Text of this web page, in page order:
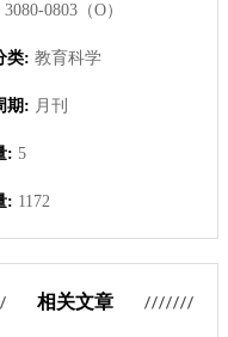
3080-0803（O）
类: 教育科学
期: 月刊
: 5
: 1172
相关文章